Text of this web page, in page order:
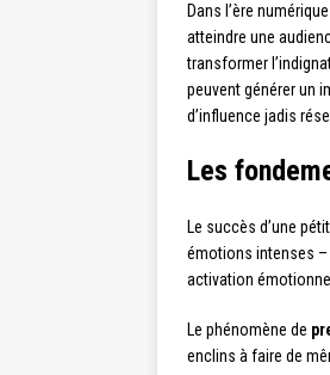
Dans l’ère
atteindre une
transformer
peuvent générer un
d’influence jadis
Les
Le succès d’une
émotions intenses –
activation
Le phénomène de
enclins à faire de